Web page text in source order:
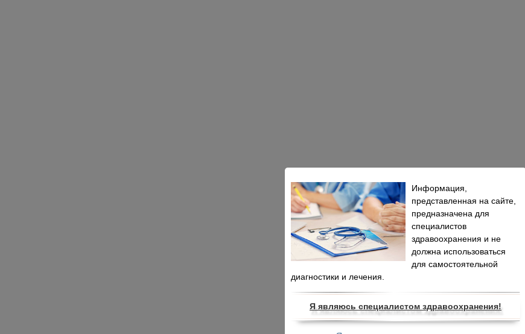
Информация,
представленная на сайте,
предназначена для
специалистов
здравоохранения и не
должна использоваться
для самостоятельной
диагностики и лечения.
Я являюсь специалистом здравоохранения!